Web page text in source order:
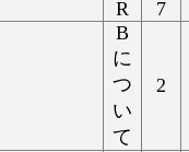
R
7
B
に
つ
い
て
2